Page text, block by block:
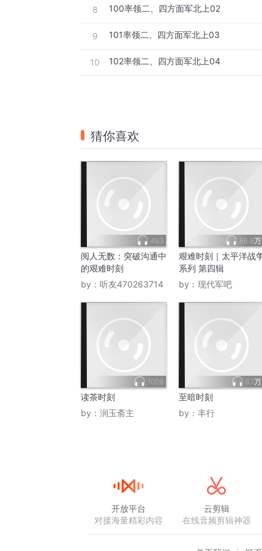
8 100率领二、四方面军北上02
9 101率领二、四方面军北上03
10 102率领二、四方面军北上04
猜你喜欢
483
阅人无数：突破沟通中
的艰难时刻
by： 听友470263714
66.9万
艰难时刻｜太平洋战
系列 第四辑
by： 现代军吧
1008
读茶时刻
by： 润玉斋主
6.1万
至暗时刻
by： 丰行
开放平台
对接海量精彩内容
云剪辑
在线音频剪辑神器